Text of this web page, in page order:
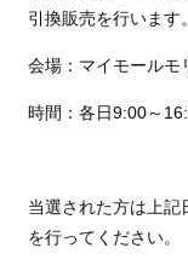
引換販売を行います。
会場：マイモールモ
時間：各日9:00～
当選された方は上記
を行ってください。